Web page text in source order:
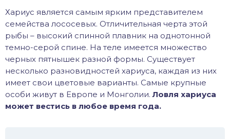
Хариус является самым ярким представителем
семейства лососевых. Отличительная черта этой
рыбы – высокий спинной плавник на однотонной
темно-серой спине. На теле имеется множество
черных пятнышек разной формы. Существует
несколько разновидностей хариуса, каждая из них
имеет свои цветовые варианты. Самые крупные
особи живут в Европе и Монголии.Ловля хариуса
может вестись в любое время года.